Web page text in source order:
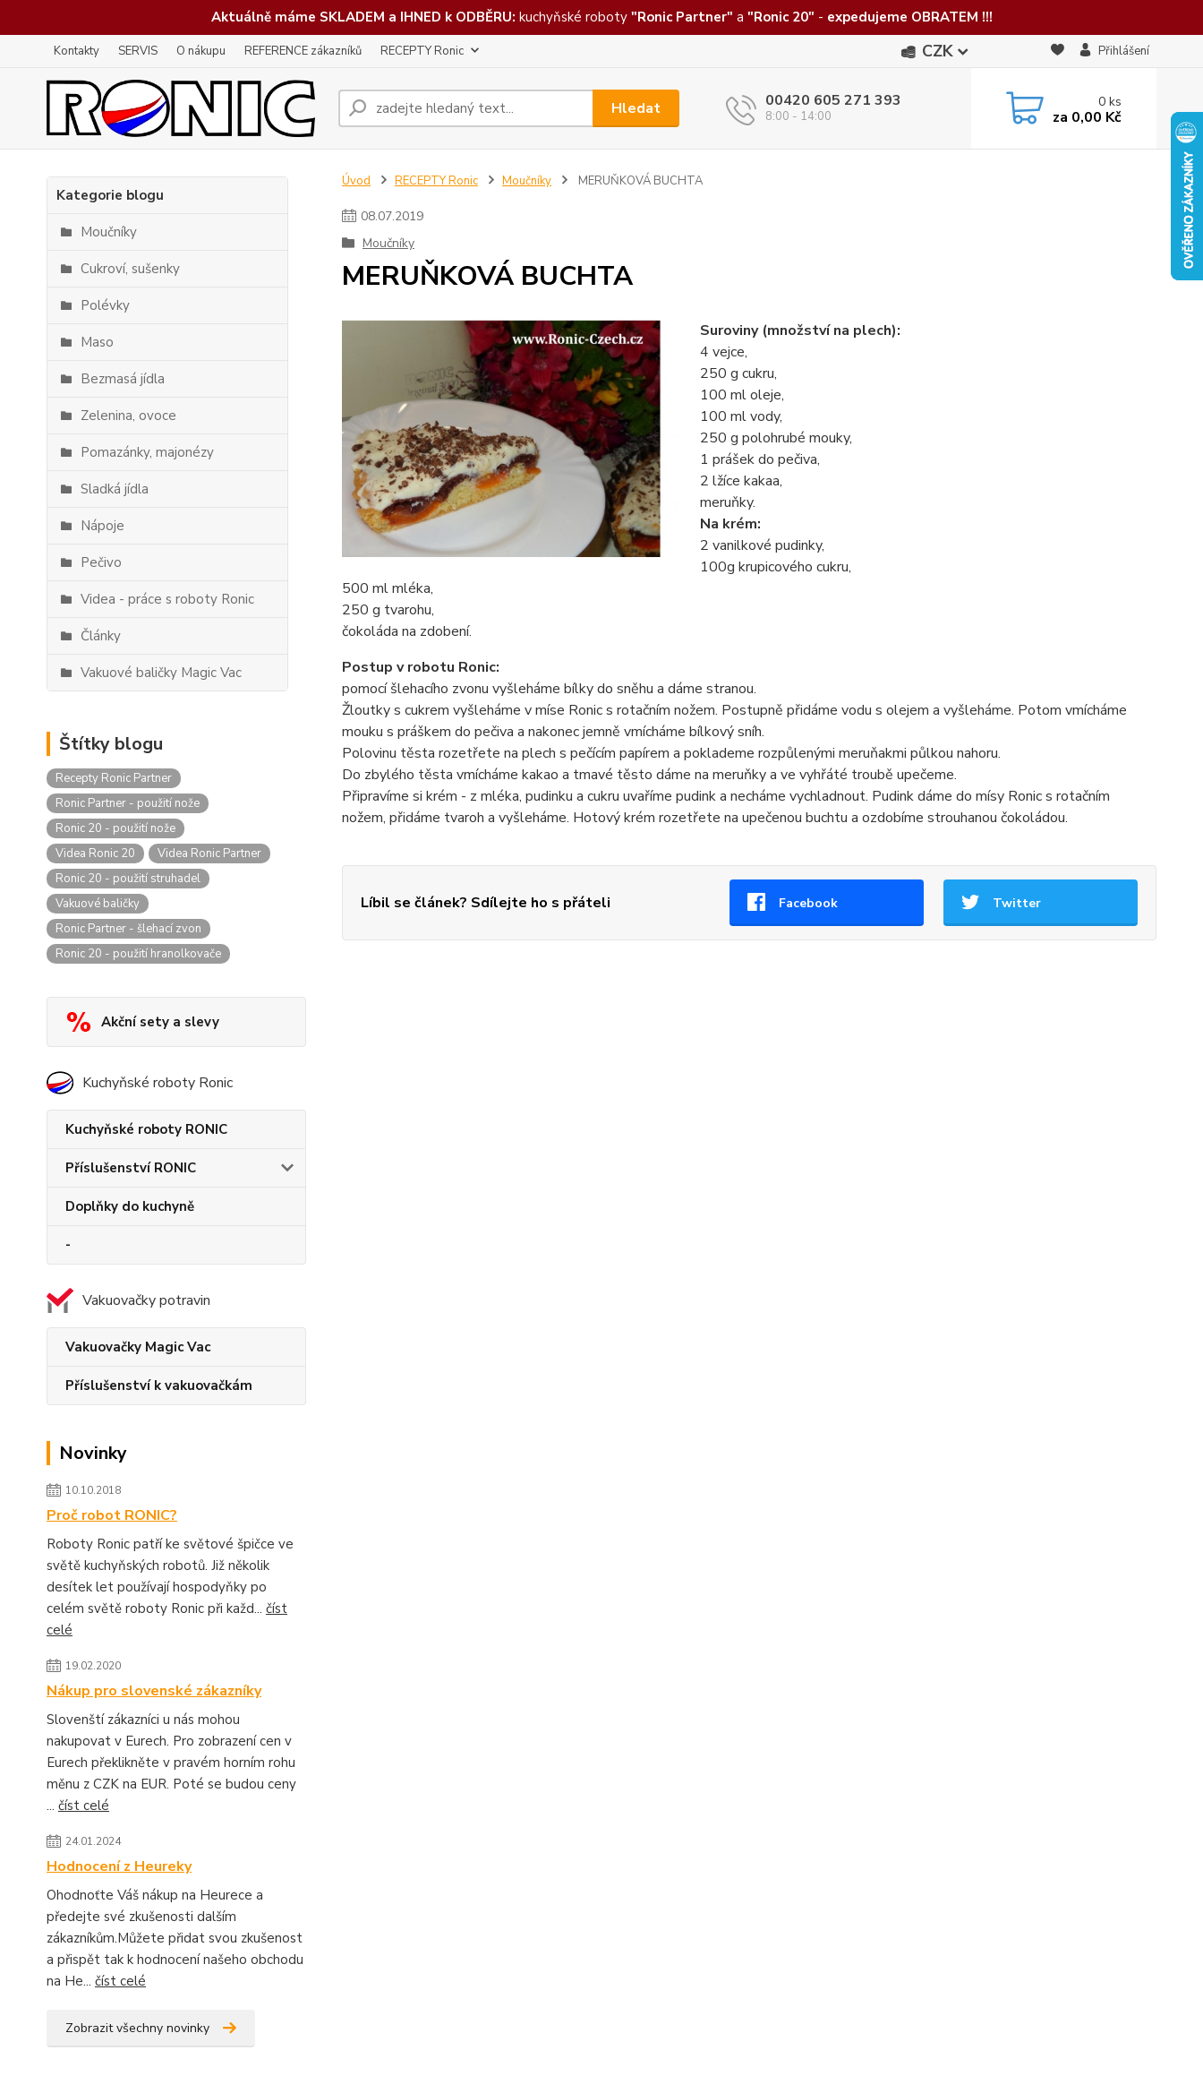
Aktuálně máme SKLADEM a IHNED k ODBĚRU: kuchyňské roboty "Ronic Partner" a "Ronic 20" - expedujeme OBRATEM !!!
Kontakty SERVIS O nákupu REFERENCE zákazníků RECEPTY Ronic CZK Přihlášení
Hledat 00420 605 271 393
8:00 - 14:00
0ks
za 0,00 Kč
Kategorie blogu
Moučníky
Cukroví, sušenky
Polévky
Maso
Bezmasá jídla
Zelenina, ovoce
Pomazánky, majonézy
Sladká jídla
Nápoje
Pečivo
Videa - práce s roboty Ronic
Články
Vakuové baličky Magic Vac
Štítky blogu
Recepty Ronic Partner
Ronic Partner - použití nože
Ronic 20 - použití nože
Videa Ronic 20
Videa Ronic Partner
Ronic 20 - použití struhadel
Vakuové baličky
Ronic Partner - šlehací zvon
Ronic 20 - použití hranolkovače
Akční sety a slevy
Kuchyňské roboty Ronic
Kuchyňské roboty RONIC
Příslušenství RONIC
Doplňky do kuchyně
-
Vakuovačky potravin
Vakuovačky Magic Vac
Příslušenství k vakuovačkám
Novinky
10.10.2018
Proč robot RONIC?
Roboty Ronic patří ke světové špičce ve
světě kuchyňských robotů. Již několik
desítek let používají hospodyňky po
celém světě roboty Ronic při každ... číst
celé
19.02.2020
Nákup pro slovenské zákazníky
Slovenští zákazníci u nás mohou
nakupovat v Eurech. Pro zobrazení cen v
Eurech překlikněte v pravém horním rohu
měnu z CZK na EUR. Poté se budou ceny
... číst celé
24.01.2024
Hodnocení z Heureky
Ohodnoťte Váš nákup na Heurece a
předejte své zkušenosti dalším
zákazníkům.Můžete přidat svou zkušenost
a přispět tak k hodnocení našeho obchodu
na He... číst celé
Zobrazit všechny novinky
Úvod RECEPTY Ronic Moučníky MERUŇKOVÁ BUCHTA
08.07.2019
Moučníky
MERUŇKOVÁ BUCHTA
Suroviny (množství na plech):
4 vejce,
250 g cukru,
100 ml oleje,
100 ml vody,
250 g polohrubé mouky,
1 prášek do pečiva,
2 lžíce kakaa,
meruňky.
Na krém:
2 vanilkové pudinky,
100g krupicového cukru,
500 ml mléka,
250 g tvarohu,
čokoláda na zdobení.
Postup v robotu Ronic:
pomocí šlehacího zvonu vyšleháme bílky do sněhu a dáme stranou.
Žloutky s cukrem vyšleháme v míse Ronic s rotačním nožem. Postupně přidáme vodu s olejem a vyšleháme. Potom vmícháme
mouku s práškem do pečiva a nakonec jemně vmícháme bílkový sníh.
Polovinu těsta rozetřete na plech s pečícím papírem a poklademe rozpůlenými meruňakmi půlkou nahoru.
Do zbylého těsta vmícháme kakao a tmavé těsto dáme na meruňky a ve vyhřáté troubě upečeme.
Připravíme si krém - z mléka, pudinku a cukru uvaříme pudink a necháme vychladnout. Pudink dáme do mísy Ronic s rotačním
nožem, přidáme tvaroh a vyšleháme. Hotový krém rozetřete na upečenou buchtu a ozdobíme strouhanou čokoládou.
Líbil se článek? Sdílejte ho s přáteli Facebook Twitter